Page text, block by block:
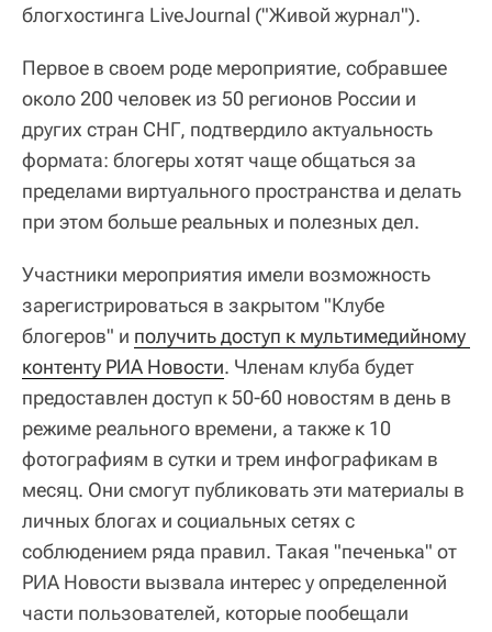
блогхостинга LiveJournal ("Живой журнал").
Первое в своем роде мероприятие, собравшее
около 200 человек из 50 регионов России и
других стран СНГ, подтвердило актуальность
формата: блогеры хотят чаще общаться за
пределами виртуального пространства и делать
при этом больше реальных и полезных дел.
Участники мероприятия имели возможность
зарегистрироваться в закрытом "Клубе
блогеров" и получить доступ к мультимедийному
контенту РИА Новости. Членам клуба будет
предоставлен доступ к 50-60 новостям в день в
режиме реального времени, а также к 10
фотографиям в сутки и трем инфографикам в
месяц. Они смогут публиковать эти материалы в
личных блогах и социальных сетях с
соблюдением ряда правил. Такая "печенька" от
РИА Новости вызвала интерес у определенной
части пользователей, которые пообещали